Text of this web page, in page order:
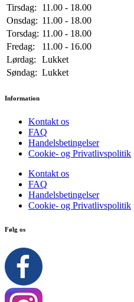
Tirsdag:
11.00 - 18.00
Onsdag: 11.00 - 18.00
Torsdag: 11.00 - 18.00
Fredag:
11.00 - 16.00
Lørdag:
Lukket
Søndag: Lukket
Information
Kontakt os
FAQ
Handelsbetingelser
Cookie- og Privatlivspolitik
Kontakt os
FAQ
Handelsbetingelser
Cookie- og Privatlivspolitik
Følg os